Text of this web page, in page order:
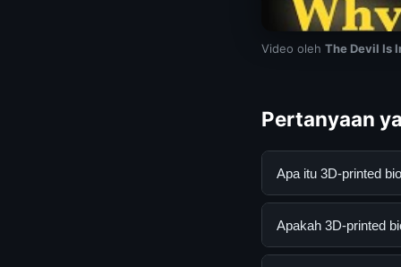
Video oleh The Devil Is
Pertanyaan
Apa itu 3D-printed
3D-printed
mengunjungi situs
Apakah 3D-printed